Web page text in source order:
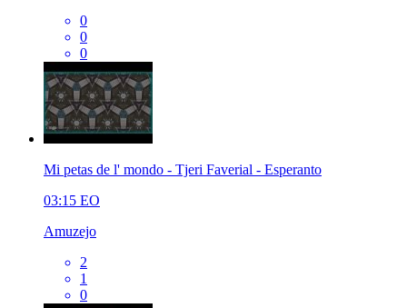
0
0
0
Mi petas de l' mondo - Tjeri Faverial - Esperanto
03:15 EO
Amuzejo
2
1
0